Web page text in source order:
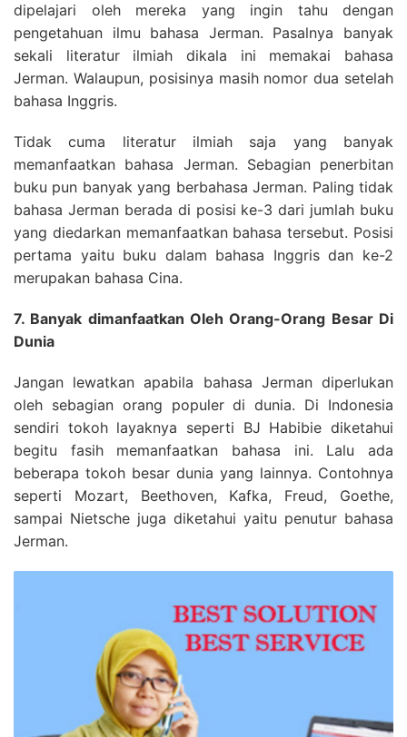
dipelajari oleh mereka yang ingin tahu dengan
pengetahuan ilmu bahasa Jerman. Pasalnya banyak
sekali literatur ilmiah dikala ini memakai bahasa
Jerman. Walaupun, posisinya masih nomor dua setelah
bahasa Inggris.
Tidak cuma literatur ilmiah saja yang banyak
memanfaatkan bahasa Jerman. Sebagian penerbitan
buku pun banyak yang berbahasa Jerman. Paling tidak
bahasa Jerman berada di posisi ke-3 dari jumlah buku
yang diedarkan memanfaatkan bahasa tersebut. Posisi
pertama yaitu buku dalam bahasa Inggris dan ke-2
merupakan bahasa Cina.
7. Banyak dimanfaatkan Oleh Orang-Orang Besar Di
Dunia
Jangan lewatkan apabila bahasa Jerman diperlukan
oleh sebagian orang populer di dunia. Di Indonesia
sendiri tokoh layaknya seperti BJ Habibie diketahui
begitu fasih memanfaatkan bahasa ini. Lalu ada
beberapa tokoh besar dunia yang lainnya. Contohnya
seperti Mozart, Beethoven, Kafka, Freud, Goethe,
sampai Nietsche juga diketahui yaitu penutur bahasa
Jerman.